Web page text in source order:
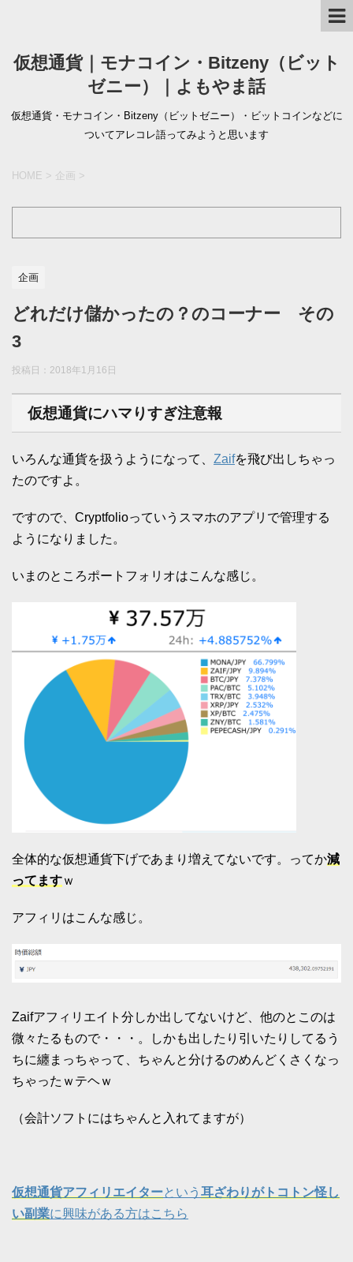
仮想通貨｜モナコイン・Bitzeny（ビット
ゼニー）｜よもやま話
仮想通貨・モナコイン・Bitzeny（ビットゼニー）・ビットコインなどに
ついてアレコレ語ってみようと思います
HOME > 企画 >
企画
どれだけ儲かったの？のコーナー その
3
投稿日： 2018年1月16日
仮想通貨にハマりすぎ注意報
いろんな通貨を扱うようになって、 Zaifを飛び出しちゃっ
たのですよ。
ですので、Cryptfolioっていうスマホのアプリで管理する
ようになりました。
いまのところポートフォリオはこんな感じ。
全体的な仮想通貨下げであまり増えてないです。ってか減
ってますｗ
アフィリはこんな感じ。
Zaifアフィリエイト分しか出してないけど、他のとこのは
微々たるもので・・・。しかも出したり引いたりしてるう
ちに纏まっちゃって、ちゃんと分けるのめんどくさくなっ
ちゃったｗテヘｗ
（会計ソフトにはちゃんと入れてますが）
仮想通貨アフィリエイターという 耳ざわりがトコトン怪し
い副業に興味がある方はこちら